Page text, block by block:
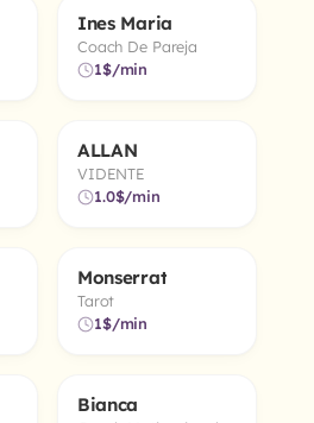
Online
Ines Maria
Coach De Pareja
1$/min
Online
ALLAN
VIDENTE
1.0$/min
Online
Monserrat
Tarot
1$/min
Online
Bianca